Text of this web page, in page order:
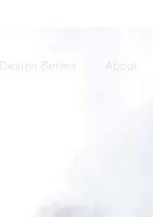
Design Series About